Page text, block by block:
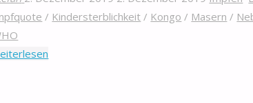
/ Kindersterblichkeit / Kongo / Masern /